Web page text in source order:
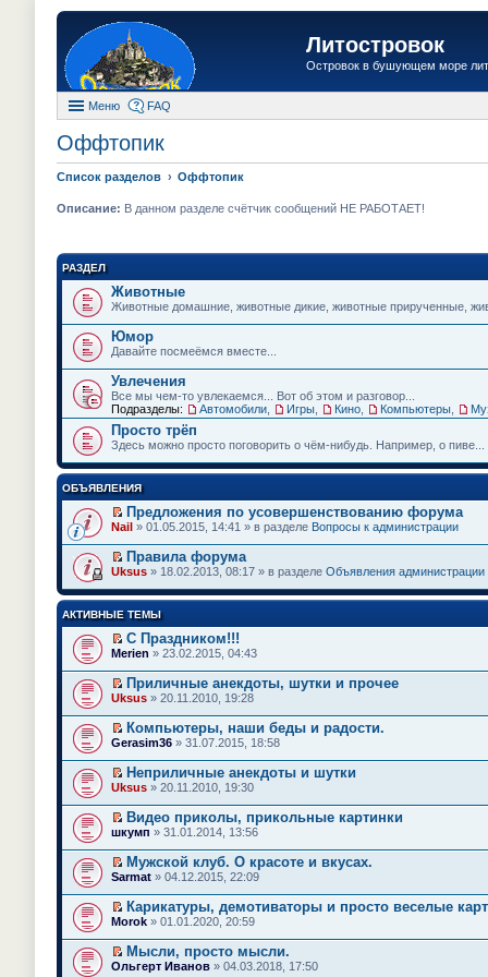
Литостровок
Островок в бушующем море
Меню FAQ
Оффтопик
Список разделов Оффтопик
Описание: В данном разделе счётчик сообщений НЕ РАБОТАЕТ!
РАЗДЕЛ
Животные
Животные домашние, животные дикие, животные прирученные,
Юмор
Давайте посмеёмся вместе...
Увлечения
Все мы чем-то увлекаемся... Вот об этом и разговор...
Подразделы:
Автомобили Игры Кино Компьютеры
Просто трёп
Здесь можно просто поговорить о чём-нибудь. Например, о пиве...
ОБЪЯВЛЕНИЯ
П
р
е
й
т
и
к
п
е
р
о
м
у
н
е
п
р
о
ч
т
а
н
н
о
м
с
о
о
б
щ
е
Предложения по усовершенствованию форума
Nail » 01.05.2015, 14:41 » в разделе Вопросы к администрации
П
р
й
т
и
к
п
е
р
о
м
у
н
е
п
р
о
ч
и
т
а
н
н
о
м
с
о
о
Правила форума
Uksus » 18.02.2013, 08:17 » в разделе Объявления администрации
АКТИВНЫЕ ТЕМЫ
П
р
е
й
т
и
к
е
р
в
о
м
у
е
п
р
о
ч
и
т
а
н
С Праздником!!!
Merien » 23.02.2015, 04:43
П
р
е
й
т
и
к
е
р
в
о
м
у
е
п
р
о
ч
и
Приличные анекдоты, шутки и прочее
Uksus » 20.11.2010, 19:28
П
р
е
й
т
и
к
е
р
в
о
м
у
е
п
р
Компьютеры, наши беды и радости.
Gerasim36 » 31.07.2015, 18:58
П
р
е
й
т
и
к
е
р
в
о
м
у
Неприличные анекдоты и шутки
Uksus » 20.11.2010, 19:30
П
е
р
е
й
т
и
к
е
р
в
Видео приколы, прикольные картинки
шкумп » 31.01.2014, 13:56
П
р
е
й
т
и
к
Мужской клуб. О красоте и вкусах.
Sarmat » 04.12.2015, 22:09
П
р
е
й
Карикатуры, демотиваторы и просто веселые
Morok » 01.01.2020, 20:59
П
Мысли, просто мысли.
Ольгерт Иванов » 04.03.2018, 17:50